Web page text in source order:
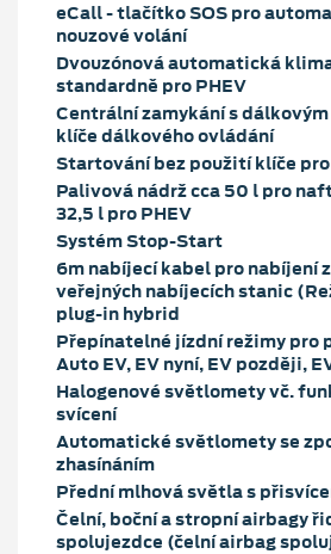
eCall - tlačítko SOS pro
nouzové volání
Dvouzónová automatická
standardně pro PHEV
Centrální zamykání s
klíče dálkového ovládání
Startování bez použití klíče pro
Palivová nádrž cca 50 l pro
32,5 l pro PHEV
Systém Stop-Start
6m nabíjecí kabel pro nabíjení
veřejných nabíjecích stanic
plug-in hybrid
Přepínatelné jízdní režimy pro
Auto EV, EV nyní, EV později,
Halogenové světlomety vč.
svícení
Automatické světlomety se
zhasínáním
Přední mlhová světla s
Čelní, boční a stropní airbagy
spolujezdce (čelní airbag